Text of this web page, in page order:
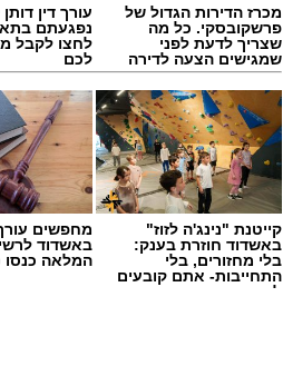
מכרז הדירות הגדול של
פרשקובסקי. כל מה
שצריך לדעת לפני
שמגישים הצעה לדירה
באשדוד
עורך דין
נפגעתם
לחצו לקבל
לכם
קייטנת "נינג'ה לזוז"
באשדוד חוזרת בענק:
בלי מחזורים, בלי
התחייבות- אתם קובעים
לכמה ואיזה ימים
מחפשים עורך
באשדוד
המלאה כנסו